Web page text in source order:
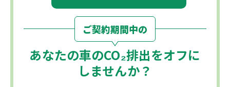
ご契約期間中の
あなたの車のCO₂排出をオフに
しませんか？